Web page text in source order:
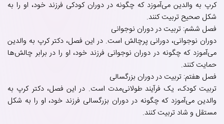
کرپ به والدین می‌آموزد که چگونه در دوران کودکی فرزند خود، او را به
شکل صحیح تربیت کنند.
فصل ششم: تربیت در دوران نوجوانی
دوران نوجوانی، دورانی پرچالش است. در این فصل، دکتر کرپ به والدین
می‌آموزد که چگونه در دوران نوجوانی فرزند خود، او را در برابر چالش‌ها
حمایت کنند.
فصل هفتم: تربیت در دوران بزرگسالی
تربیت کودک، یک فرآیند طولانی‌مدت است. در این فصل، دکتر کرپ به
والدین می‌آموزد که چگونه در دوران بزرگسالی فرزند خود، او را به شکل
مستقل و شاد تربیت کنند.